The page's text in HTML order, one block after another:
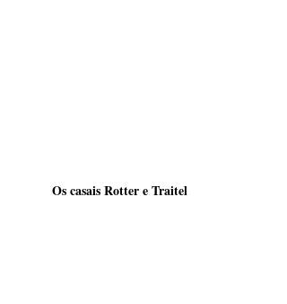
          Os casais Rotter e Traitel